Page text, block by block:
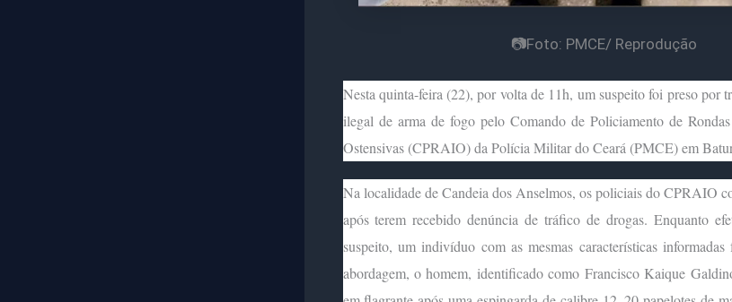
📷Foto: PMCE/ Reprodução
Nesta quinta-feira (22), por volta de 11h, um suspeito foi preso por
ilegal de arma de fogo pelo Comando de Policiamento de
Ostensivas (CPRAIO) da Polícia Militar do Ceará (PMCE) em
Na localidade de Candeia dos Anselmos, os policiais do CPRAIO
após terem recebido denúncia de tráfico de drogas. Enquanto
suspeito, um indivíduo com as mesmas características
abordagem, o homem, identificado como Francisco Kaique